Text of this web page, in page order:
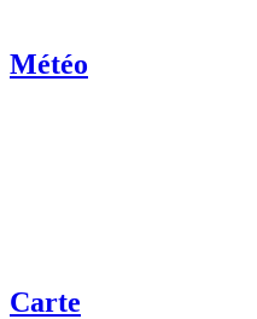
Météo
Carte